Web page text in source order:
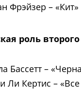
Фрэйзер – «Кит»
роль
Бассетт –
Ли Кертис –